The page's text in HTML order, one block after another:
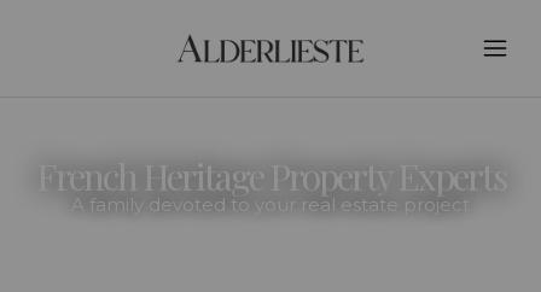
French Heritage Property Experts
A family devoted to your real estate project